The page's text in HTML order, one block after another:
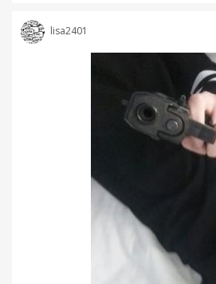
lisa2401